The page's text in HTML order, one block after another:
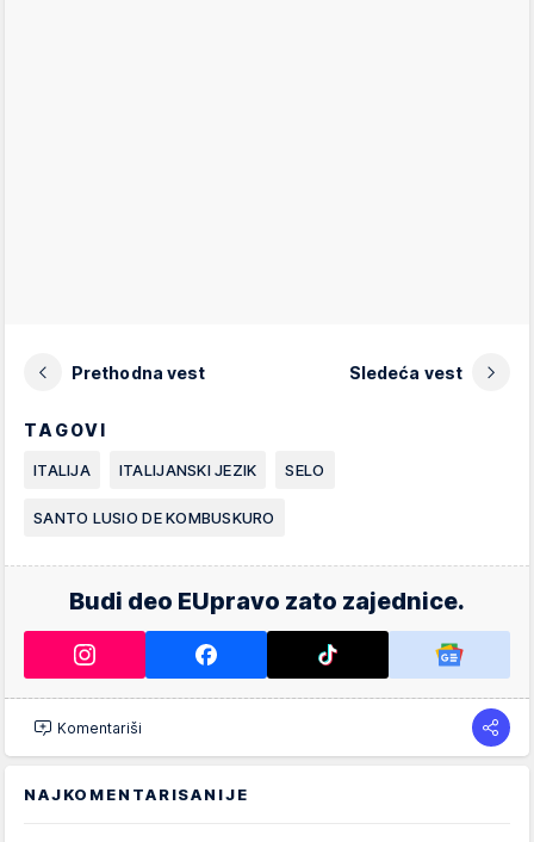
Prethodna vest Sledeća vest
TAGOVI
ITALIJA ITALIJANSKI JEZIK SELO
SANTO LUSIO DE KOMBUSKURO
Budi deo EUpravo zato zajednice.
Komentariši
NAJKOMENTARISANIJE